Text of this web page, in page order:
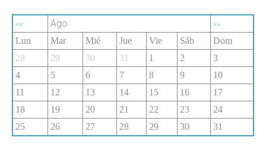
<< Ago >>
Lun Mar Mié Jue Vie Sáb
Dom
28
29 30 31 1 2
3
4
5 6 7 8 9
10
11
12 13 14 15 16
17
18
19 20 21 22 23
24
25
26 27 28 29 30 31